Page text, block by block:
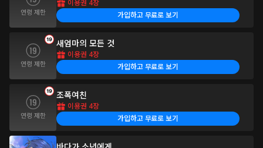
이용권 4장
가입하고 무료로 보기
새엄마의 모든 것
이용권 4장
가입하고 무료로 보기
조폭여친
이용권 4장
가입하고 무료로 보기